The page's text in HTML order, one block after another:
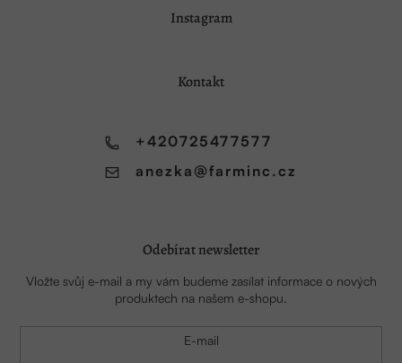
Instagram
Kontakt
anezka @farminc.cz
+420725477577
Odebírat newsletter
Vložte svůj e-mail a my vám budeme zasílat informace o nových
produktech na našem e-shopu.
E-mail